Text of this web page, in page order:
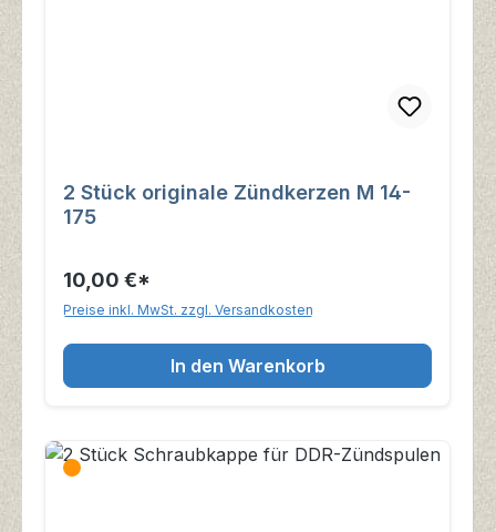
2 Stück originale Zündkerzen M 14-
175
10,00 €*
Preise inkl. MwSt. zzgl. Versandkosten
In den Warenkorb